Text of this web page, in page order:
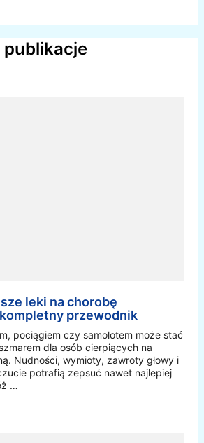
publikacje
leki na chorobę
przewodnik
pociągiem czy samolotem może stać
dla osób cierpiących na
Nudności, wymioty, zawroty głowy i
potrafią zepsuć nawet najlepiej
…